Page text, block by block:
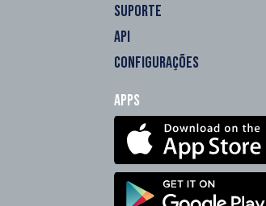
SUPORTE
API
CONFIGURAÇÕES
Apps